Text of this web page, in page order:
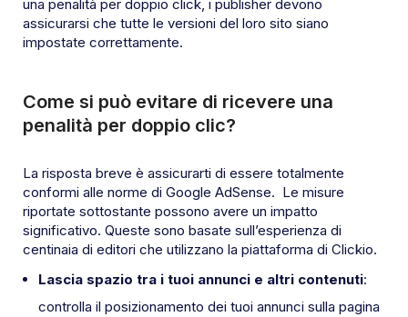
una penalità per doppio click, i publisher devono
assicurarsi che tutte le versioni del loro sito siano
impostate correttamente.
Come si può evitare di ricevere una
penalità per doppio clic?
La risposta breve è assicurarti di essere totalmente
conformi alle norme di Google AdSense. Le misure
riportate sottostante possono avere un impatto
significativo. Queste sono basate sull’esperienza di
centinaia di editori che utilizzano la piattaforma di Clickio.
Lascia spazio tra i tuoi annunci e altri contenuti:
controlla il posizionamento dei tuoi annunci sulla pagina